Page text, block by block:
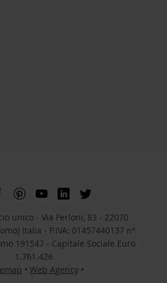
unico - Via Ferloni, 83 - 22070
Italia - P.IVA: 01457440137 n°
191547 - Capitale Sociale Euro
1.761.426
• Web Agency •